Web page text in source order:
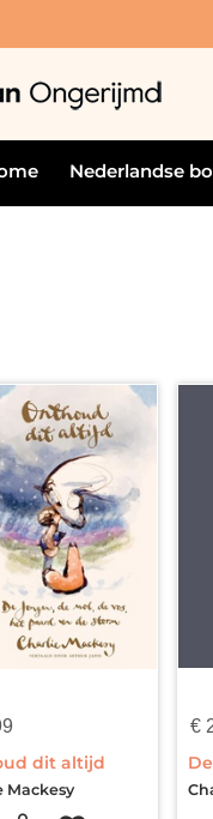
Nederlandse
dit altijd
Mackesy
€